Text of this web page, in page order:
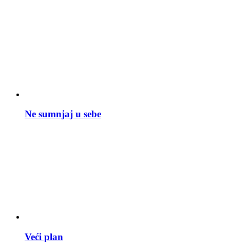
Ne sumnjaj u sebe
Veći plan